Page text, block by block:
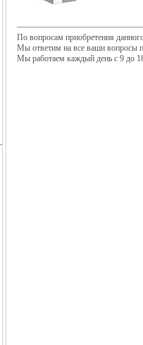
По вопросам приобретения
Мы ответим на все ваши вопросы
Мы работаем каждый день с 9 до